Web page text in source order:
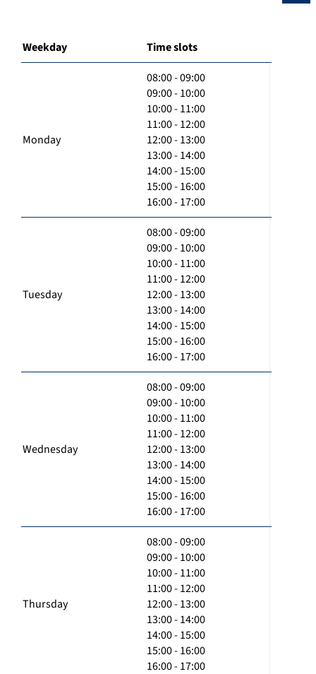
Weekday Time slots
Monday
08:00 - 09:00
09:00 - 10:00
10:00 - 11:00
11:00 - 12:00
12:00 - 13:00
13:00 - 14:00
14:00 - 15:00
15:00 - 16:00
16:00 - 17:00
Tuesday
08:00 - 09:00
09:00 - 10:00
10:00 - 11:00
11:00 - 12:00
12:00 - 13:00
13:00 - 14:00
14:00 - 15:00
15:00 - 16:00
16:00 - 17:00
Wednesday
08:00 - 09:00
09:00 - 10:00
10:00 - 11:00
11:00 - 12:00
12:00 - 13:00
13:00 - 14:00
14:00 - 15:00
15:00 - 16:00
16:00 - 17:00
Thursday
08:00 - 09:00
09:00 - 10:00
10:00 - 11:00
11:00 - 12:00
12:00 - 13:00
13:00 - 14:00
14:00 - 15:00
15:00 - 16:00
16:00 - 17:00